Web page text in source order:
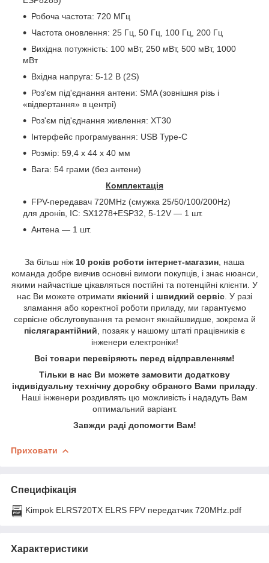
Робоча частота: 720 МГц
Частота оновлення: 25 Гц, 50 Гц, 100 Гц, 200 Гц
Вихідна потужність: 100 мВт, 250 мВт, 500 мВт, 1000
мВт
Вхідна напруга: 5-12 В (2S)
Роз'єм під'єднання антени: SMA(зовнішня різь і
«відвертання» в центрі)
Роз'єм під'єднання живлення: XT30
Інтерфейс програмування: USB Type-C
Розмір: 59,4 х 44 х 40 мм
Вага: 54 грами (без антени)
Комплектація
FPV-передавач 720MHz (смужка 25/50/100/200Hz)
для дронів, IC: SX1278+ESP32, 5-12V — 1 шт.
Антена — 1 шт.
За більш ніж 10 років роботи інтернет-магазин , наша
команда добре вивчив основні вимоги покупців, і знає нюанси,
якими найчастіше цікавляться постійні та потенційні клієнти. У
нас Ви можете отримати якісний і швидкий сервіс . У разі
зламання або коректної роботи приладу, ми гарантуємо
сервісне обслуговування та ремонт якнайшвидше, зокрема й
післягарантійний , позаяк у нашому штаті працівників є
інженери електроніки!
Всі товари перевіряють перед відправленням!
Тільки в нас Ви можете замовити додаткову
індивідуальну технічну доробку обраного Вами приладу.
Наші інженери роздивлять цю можливість і нададуть Вам
оптимальний варіант.
Завжди раді допомогти Вам!
Приховати
Специфікація
Kimpok ELRS720TX ELRS FPV передатчик 720MHz.pdf
Характеристики